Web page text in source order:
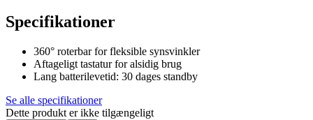
Specifikationer
360° roterbar for fleksible synsvinkler
Aftageligt tastatur for alsidig brug
Lang batterilevetid: 30 dages standby
Se alle specifikationer
Dette produkt er ikke tilgængeligt